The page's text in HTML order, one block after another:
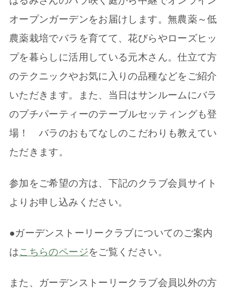
オープンガーデンをお届けします。無農薬～低
農薬栽培でバラを育てて、花びらやローズヒッ
プを暮らしに活用している元木さん。仕立て方
のテクニックやお気に入りの品種などをご紹介
いただきます。また、当日はサンルームにバラ
のプチパーティーのテーブルセッティングも登
場！ バラのおもてなしのこだわりも教えてい
ただきます。
参加をご希望の方は、下記のクラブ会員サイト
よりお申し込みください。
●ガーデンストーリークラブについてのご案内
はこちらのページをご覧ください。
また、ガーデンストーリークラブ会員以外の方